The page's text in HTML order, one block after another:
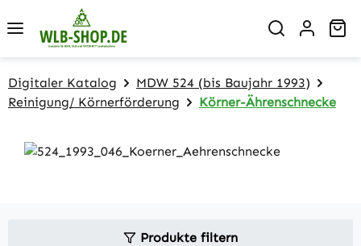
Zum Hauptinhalt springen
Digitaler Katalog
MDW 524 (bis Baujahr 1993)
Reinigung/ Körnerförderung
Körner-Ährenschnecke
Produkte filtern